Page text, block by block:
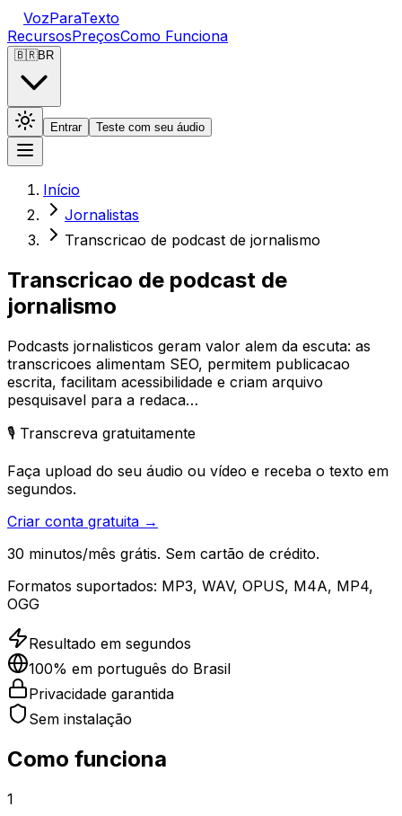
VozParaTexto
RecursosPreçosComo Funciona
🇧🇷BR
Entrar Teste com seu áudio
Início
Jornalistas
Transcricao de podcast de jornalismo
Transcricao de podcast de
jornalismo
Podcasts jornalisticos geram valor alem da escuta: as
transcricoes alimentam SEO, permitem publicacao
escrita, facilitam acessibilidade e criam arquivo
pesquisavel para a redaca…
🎙️ Transcreva gratuitamente
Faça upload do seu áudio ou vídeo e receba o texto em
segundos.
Criar conta gratuita →
30 minutos/mês grátis. Sem cartão de crédito.
Formatos suportados: MP3, WAV, OPUS, M4A, MP4,
OGG
Resultado em segundos
100% em português do Brasil
Privacidade garantida
Sem instalação
Como funciona
1